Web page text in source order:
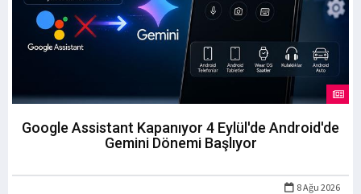
Google Assistant Kapanıyor 4 Eylül'de Android'de
Gemini Dönemi Başlıyor
8 Ağu 2026